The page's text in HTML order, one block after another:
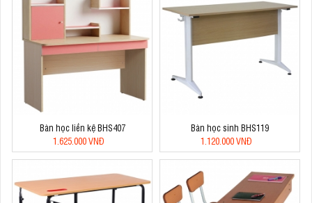
Bàn học liền kệ BHS407
1.625.000 VNĐ
Bàn học sinh BHS119
1.120.000 VNĐ